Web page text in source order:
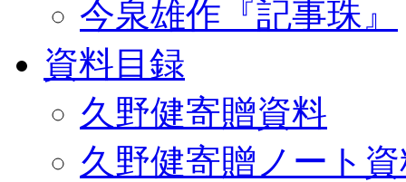
今泉雄作『記事珠』
資料目録
久野健寄贈資料
久野健寄贈ノート